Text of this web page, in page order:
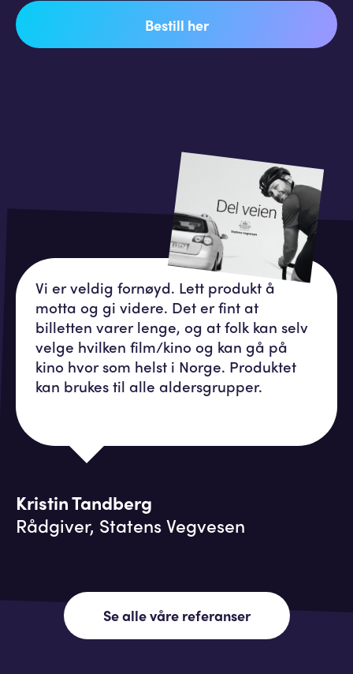
Bestill her
Vi er veldig fornøyd. Lett produkt å
motta og gi videre. Det er fint at
billetten varer lenge, og at folk kan selv
velge hvilken film/kino og kan gå på
kino hvor som helst i Norge. Produktet
kan brukes til alle aldersgrupper.
Kristin Tandberg
Rådgiver, Statens Vegvesen
Se alle våre referanser